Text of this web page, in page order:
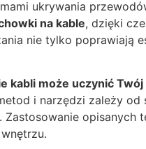
ukrywania
na kable, dzięki
nie tylko poprawiają
kabli może uczynić
i narzędzi zależy
opisanych